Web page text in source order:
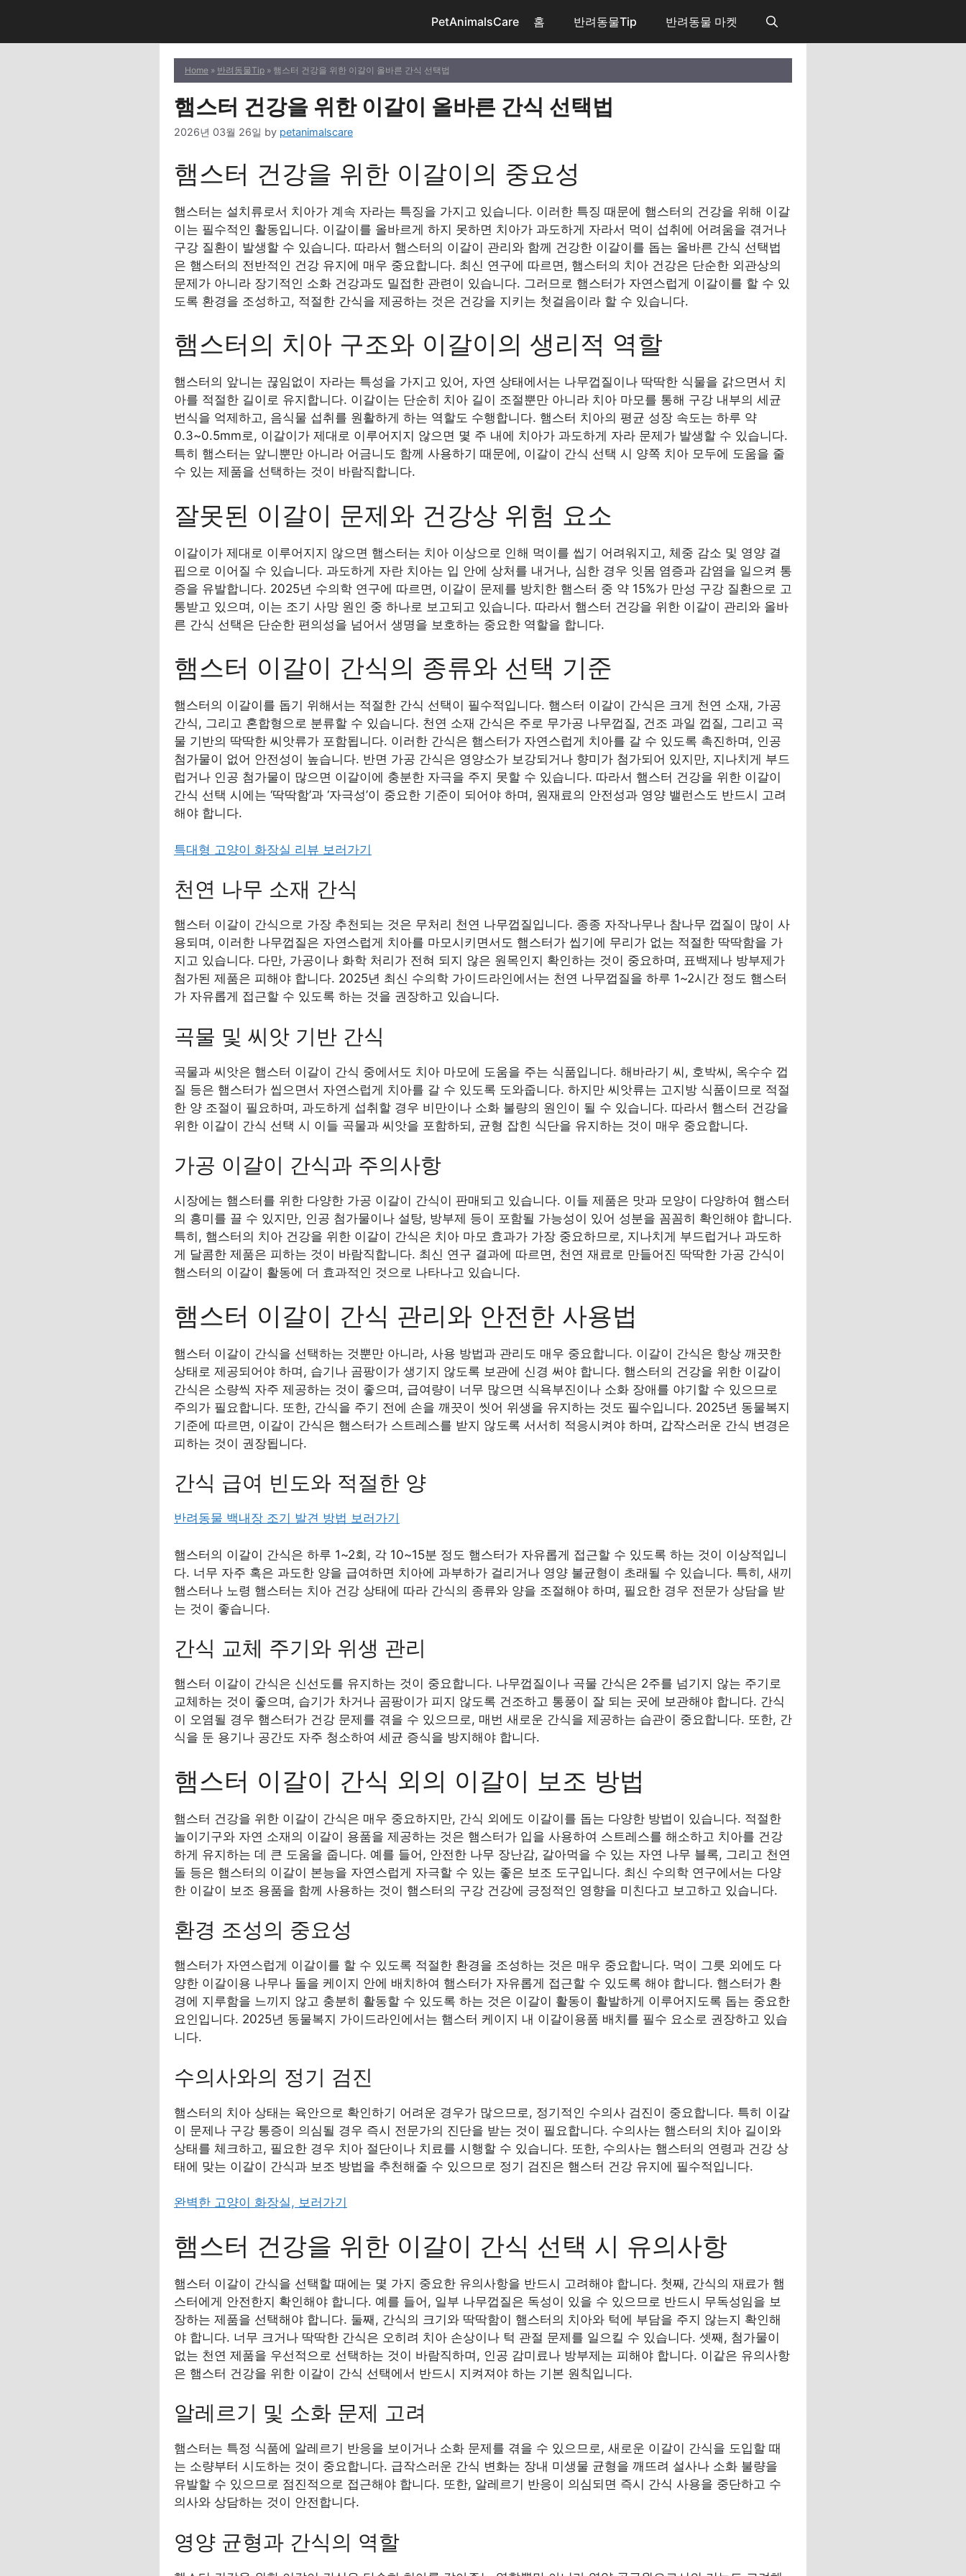
content
PetAnimalsCare 홈 반려동물Tip 반려동물 마켓
Home » 반려동물Tip » 햄스터 건강을 위한 이갈이 올바른 간식 선택법
햄스터 건강을 위한 이갈이 올바른 간식 선택법
2026년 03월 26일 by petanimalscare
햄스터 건강을 위한 이갈이의 중요성
햄스터는 설치류로서 치아가 계속 자라는 특징을 가지고 있습니다. 이러한 특징 때문에 햄스터의 건강을 위해 이갈
이는 필수적인 활동입니다. 이갈이를 올바르게 하지 못하면 치아가 과도하게 자라서 먹이 섭취에 어려움을 겪거나
구강 질환이 발생할 수 있습니다. 따라서 햄스터의 이갈이 관리와 함께 건강한 이갈이를 돕는 올바른 간식 선택법
은 햄스터의 전반적인 건강 유지에 매우 중요합니다. 최신 연구에 따르면, 햄스터의 치아 건강은 단순한 외관상의
문제가 아니라 장기적인 소화 건강과도 밀접한 관련이 있습니다. 그러므로 햄스터가 자연스럽게 이갈이를 할 수 있
도록 환경을 조성하고, 적절한 간식을 제공하는 것은 건강을 지키는 첫걸음이라 할 수 있습니다.
햄스터의 치아 구조와 이갈이의 생리적 역할
햄스터의 앞니는 끊임없이 자라는 특성을 가지고 있어, 자연 상태에서는 나무껍질이나 딱딱한 식물을 갉으면서 치
아를 적절한 길이로 유지합니다. 이갈이는 단순히 치아 길이 조절뿐만 아니라 치아 마모를 통해 구강 내부의 세균
번식을 억제하고, 음식물 섭취를 원활하게 하는 역할도 수행합니다. 햄스터 치아의 평균 성장 속도는 하루 약
0.3~0.5mm로, 이갈이가 제대로 이루어지지 않으면 몇 주 내에 치아가 과도하게 자라 문제가 발생할 수 있습니다.
특히 햄스터는 앞니뿐만 아니라 어금니도 함께 사용하기 때문에, 이갈이 간식 선택 시 양쪽 치아 모두에 도움을 줄
수 있는 제품을 선택하는 것이 바람직합니다.
잘못된 이갈이 문제와 건강상 위험 요소
이갈이가 제대로 이루어지지 않으면 햄스터는 치아 이상으로 인해 먹이를 씹기 어려워지고, 체중 감소 및 영양 결
핍으로 이어질 수 있습니다. 과도하게 자란 치아는 입 안에 상처를 내거나, 심한 경우 잇몸 염증과 감염을 일으켜 통
증을 유발합니다. 2025년 수의학 연구에 따르면, 이갈이 문제를 방치한 햄스터 중 약 15%가 만성 구강 질환으로 고
통받고 있으며, 이는 조기 사망 원인 중 하나로 보고되고 있습니다. 따라서 햄스터 건강을 위한 이갈이 관리와 올바
른 간식 선택은 단순한 편의성을 넘어서 생명을 보호하는 중요한 역할을 합니다.
햄스터 이갈이 간식의 종류와 선택 기준
햄스터의 이갈이를 돕기 위해서는 적절한 간식 선택이 필수적입니다. 햄스터 이갈이 간식은 크게 천연 소재, 가공
간식, 그리고 혼합형으로 분류할 수 있습니다. 천연 소재 간식은 주로 무가공 나무껍질, 건조 과일 껍질, 그리고 곡
물 기반의 딱딱한 씨앗류가 포함됩니다. 이러한 간식은 햄스터가 자연스럽게 치아를 갈 수 있도록 촉진하며, 인공
첨가물이 없어 안전성이 높습니다. 반면 가공 간식은 영양소가 보강되거나 향미가 첨가되어 있지만, 지나치게 부드
럽거나 인공 첨가물이 많으면 이갈이에 충분한 자극을 주지 못할 수 있습니다. 따라서 햄스터 건강을 위한 이갈이
간식 선택 시에는 ‘딱딱함’과 ‘자극성’이 중요한 기준이 되어야 하며, 원재료의 안전성과 영양 밸런스도 반드시 고려
해야 합니다.
특대형 고양이 화장실 리뷰 보러가기
천연 나무 소재 간식
햄스터 이갈이 간식으로 가장 추천되는 것은 무처리 천연 나무껍질입니다. 종종 자작나무나 참나무 껍질이 많이 사
용되며, 이러한 나무껍질은 자연스럽게 치아를 마모시키면서도 햄스터가 씹기에 무리가 없는 적절한 딱딱함을 가
지고 있습니다. 다만, 가공이나 화학 처리가 전혀 되지 않은 원목인지 확인하는 것이 중요하며, 표백제나 방부제가
첨가된 제품은 피해야 합니다. 2025년 최신 수의학 가이드라인에서는 천연 나무껍질을 하루 1~2시간 정도 햄스터
가 자유롭게 접근할 수 있도록 하는 것을 권장하고 있습니다.
곡물 및 씨앗 기반 간식
곡물과 씨앗은 햄스터 이갈이 간식 중에서도 치아 마모에 도움을 주는 식품입니다. 해바라기 씨, 호박씨, 옥수수 껍
질 등은 햄스터가 씹으면서 자연스럽게 치아를 갈 수 있도록 도와줍니다. 하지만 씨앗류는 고지방 식품이므로 적절
한 양 조절이 필요하며, 과도하게 섭취할 경우 비만이나 소화 불량의 원인이 될 수 있습니다. 따라서 햄스터 건강을
위한 이갈이 간식 선택 시 이들 곡물과 씨앗을 포함하되, 균형 잡힌 식단을 유지하는 것이 매우 중요합니다.
가공 이갈이 간식과 주의사항
시장에는 햄스터를 위한 다양한 가공 이갈이 간식이 판매되고 있습니다. 이들 제품은 맛과 모양이 다양하여 햄스터
의 흥미를 끌 수 있지만, 인공 첨가물이나 설탕, 방부제 등이 포함될 가능성이 있어 성분을 꼼꼼히 확인해야 합니다.
특히, 햄스터의 치아 건강을 위한 이갈이 간식은 치아 마모 효과가 가장 중요하므로, 지나치게 부드럽거나 과도하
게 달콤한 제품은 피하는 것이 바람직합니다. 최신 연구 결과에 따르면, 천연 재료로 만들어진 딱딱한 가공 간식이
햄스터의 이갈이 활동에 더 효과적인 것으로 나타나고 있습니다.
햄스터 이갈이 간식 관리와 안전한 사용법
햄스터 이갈이 간식을 선택하는 것뿐만 아니라, 사용 방법과 관리도 매우 중요합니다. 이갈이 간식은 항상 깨끗한
상태로 제공되어야 하며, 습기나 곰팡이가 생기지 않도록 보관에 신경 써야 합니다. 햄스터의 건강을 위한 이갈이
간식은 소량씩 자주 제공하는 것이 좋으며, 급여량이 너무 많으면 식욕부진이나 소화 장애를 야기할 수 있으므로
주의가 필요합니다. 또한, 간식을 주기 전에 손을 깨끗이 씻어 위생을 유지하는 것도 필수입니다. 2025년 동물복지
기준에 따르면, 이갈이 간식은 햄스터가 스트레스를 받지 않도록 서서히 적응시켜야 하며, 갑작스러운 간식 변경은
피하는 것이 권장됩니다.
간식 급여 빈도와 적절한 양
반려동물 백내장 조기 발견 방법 보러가기
햄스터의 이갈이 간식은 하루 1~2회, 각 10~15분 정도 햄스터가 자유롭게 접근할 수 있도록 하는 것이 이상적입니
다. 너무 자주 혹은 과도한 양을 급여하면 치아에 과부하가 걸리거나 영양 불균형이 초래될 수 있습니다. 특히, 새끼
햄스터나 노령 햄스터는 치아 건강 상태에 따라 간식의 종류와 양을 조절해야 하며, 필요한 경우 전문가 상담을 받
는 것이 좋습니다.
간식 교체 주기와 위생 관리
햄스터 이갈이 간식은 신선도를 유지하는 것이 중요합니다. 나무껍질이나 곡물 간식은 2주를 넘기지 않는 주기로
교체하는 것이 좋으며, 습기가 차거나 곰팡이가 피지 않도록 건조하고 통풍이 잘 되는 곳에 보관해야 합니다. 간식
이 오염될 경우 햄스터가 건강 문제를 겪을 수 있으므로, 매번 새로운 간식을 제공하는 습관이 중요합니다. 또한, 간
식을 둔 용기나 공간도 자주 청소하여 세균 증식을 방지해야 합니다.
햄스터 이갈이 간식 외의 이갈이 보조 방법
햄스터 건강을 위한 이갈이 간식은 매우 중요하지만, 간식 외에도 이갈이를 돕는 다양한 방법이 있습니다. 적절한
놀이기구와 자연 소재의 이갈이 용품을 제공하는 것은 햄스터가 입을 사용하여 스트레스를 해소하고 치아를 건강
하게 유지하는 데 큰 도움을 줍니다. 예를 들어, 안전한 나무 장난감, 갈아먹을 수 있는 자연 나무 블록, 그리고 천연
돌 등은 햄스터의 이갈이 본능을 자연스럽게 자극할 수 있는 좋은 보조 도구입니다. 최신 수의학 연구에서는 다양
한 이갈이 보조 용품을 함께 사용하는 것이 햄스터의 구강 건강에 긍정적인 영향을 미친다고 보고하고 있습니다.
환경 조성의 중요성
햄스터가 자연스럽게 이갈이를 할 수 있도록 적절한 환경을 조성하는 것은 매우 중요합니다. 먹이 그릇 외에도 다
양한 이갈이용 나무나 돌을 케이지 안에 배치하여 햄스터가 자유롭게 접근할 수 있도록 해야 합니다. 햄스터가 환
경에 지루함을 느끼지 않고 충분히 활동할 수 있도록 하는 것은 이갈이 활동이 활발하게 이루어지도록 돕는 중요한
요인입니다. 2025년 동물복지 가이드라인에서는 햄스터 케이지 내 이갈이용품 배치를 필수 요소로 권장하고 있습
니다.
수의사와의 정기 검진
햄스터의 치아 상태는 육안으로 확인하기 어려운 경우가 많으므로, 정기적인 수의사 검진이 중요합니다. 특히 이갈
이 문제나 구강 통증이 의심될 경우 즉시 전문가의 진단을 받는 것이 필요합니다. 수의사는 햄스터의 치아 길이와
상태를 체크하고, 필요한 경우 치아 절단이나 치료를 시행할 수 있습니다. 또한, 수의사는 햄스터의 연령과 건강 상
태에 맞는 이갈이 간식과 보조 방법을 추천해줄 수 있으므로 정기 검진은 햄스터 건강 유지에 필수적입니다.
완벽한 고양이 화장실, 보러가기
햄스터 건강을 위한 이갈이 간식 선택 시 유의사항
햄스터 이갈이 간식을 선택할 때에는 몇 가지 중요한 유의사항을 반드시 고려해야 합니다. 첫째, 간식의 재료가 햄
스터에게 안전한지 확인해야 합니다. 예를 들어, 일부 나무껍질은 독성이 있을 수 있으므로 반드시 무독성임을 보
장하는 제품을 선택해야 합니다. 둘째, 간식의 크기와 딱딱함이 햄스터의 치아와 턱에 부담을 주지 않는지 확인해
야 합니다. 너무 크거나 딱딱한 간식은 오히려 치아 손상이나 턱 관절 문제를 일으킬 수 있습니다. 셋째, 첨가물이
없는 천연 제품을 우선적으로 선택하는 것이 바람직하며, 인공 감미료나 방부제는 피해야 합니다. 이같은 유의사항
은 햄스터 건강을 위한 이갈이 간식 선택에서 반드시 지켜져야 하는 기본 원칙입니다.
알레르기 및 소화 문제 고려
햄스터는 특정 식품에 알레르기 반응을 보이거나 소화 문제를 겪을 수 있으므로, 새로운 이갈이 간식을 도입할 때
는 소량부터 시도하는 것이 중요합니다. 급작스러운 간식 변화는 장내 미생물 균형을 깨뜨려 설사나 소화 불량을
유발할 수 있으므로 점진적으로 접근해야 합니다. 또한, 알레르기 반응이 의심되면 즉시 간식 사용을 중단하고 수
의사와 상담하는 것이 안전합니다.
영양 균형과 간식의 역할